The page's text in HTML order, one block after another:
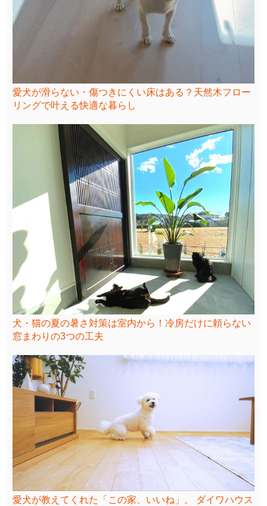
愛犬が滑らない・傷つきにくい床はある？天然木フロー
リングで叶える快適な暮らし
犬・猫の夏の暑さ対策は室内から！冷房だけに頼らない
窓まわりの3つの工夫
愛犬が教えてくれた「この家、いいね」。 ダイワハウス